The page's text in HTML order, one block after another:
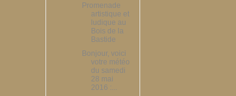
Promenade
artistique et
ludique au
Bois de la
Bastide
Bonjour, voici
votre météo
du samedi
28 mai
2016 :...